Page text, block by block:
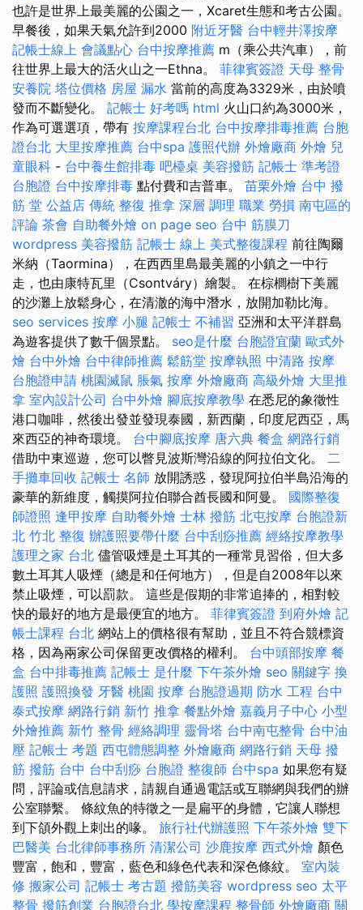
也許是世界上最美麗的公園之一，Xcaret生態和考古公園。
早餐後，如果天氣允許到2000 附近牙醫 台中輕井澤按摩
記帳士線上 會議點心 台中按摩推薦 m（乘公共汽車），前
往世界上最大的活火山之一Ethna。 菲律賓簽證 天母 整骨
安養院 塔位價格 房屋 漏水 當前的高度為3329米，由於噴
發而不斷變化。 記帳士 好考嗎 html 火山口約為3000米，
作為可選選項，帶有 按摩課程台北 台中按摩排毒推薦 台胞
證台北 大里按摩推薦 台中spa 護照代辦 外燴廠商 外燴 兒
童眼科 - 台中養生館排毒 吧檯桌 美容撥筋 記帳士 準考證
台胞證 台中按摩排毒 點付費和吉普車。 苗栗外燴 台中 撥
筋 堂 公益店 傳統 整復 推拿 深層 調理 職業 勞損 南屯區的
評論 茶會 自助餐外燴 on page seo 台中 筋膜刀
wordpress 美容撥筋 記帳士 線上 美式整復課程 前往陶爾
米納（Taormina），在西西里島最美麗的小鎮之一中行
走，也由康特瓦里（Csontváry）繪製。 在棕櫚樹下美麗
的沙灘上放鬆身心，在清澈的海中潛水，放開加勒比海。
seo services 按摩 小腿 記帳士 不補習 亞洲和太平洋群島
為遊客提供了數千個景點。 seo是什麼 台胞證宜蘭 歐式外
燴 台中外燴 台中律師推薦 鬆筋堂 按摩執照 中清路 按摩
台胞證申請 桃園滅鼠 脹氣 按摩 外燴廠商 高級外燴 大里推
拿 室內設計公司 台中外燴 腳底按摩教學 在悉尼的象徵性
港口咖啡，然後出發並發現泰國，新西蘭，印度尼西亞，馬
來西亞的神奇環境。 台中腳底按摩 唐六典 餐盒 網路行銷
借助中東巡遊，您可以瞥見波斯灣沿線的阿拉伯文化。 二
手攤車回收 記帳士 名師 放開誘惑，發現阿拉伯半島沿海的
豪華的新維度，觸摸阿拉伯聯合酋長國和阿曼。 國際整復
師證照 逢甲按摩 自助餐外燴 士林 撥筋 北屯按摩 台胞證新
北 竹北 整復 辦護照要帶什麼 台中刮痧推薦 經絡按摩教學
護理之家 台北 儘管吸煙是土耳其的一種常見習俗，但大多
數土耳其人吸煙（總是和任何地方），但是自2008年以來
禁止吸煙，可以罰款。 這些是假期的非常追捧的，相對較
快的最好的地方是最便宜的地方。 菲律賓簽證 到府外燴 記
帳士課程 台北 網站上的價格很有幫助，並且不符合競標資
格，因為兩家公司保留更改價格的權利。 台中頭部按摩 餐
盒 台中排毒推薦 記帳士 是什麼 下午茶外燴 seo 關鍵字 換
護照 護照換發 牙醫 桃園 按摩 台胞證過期 防水 工程 台中
泰式按摩 網路行銷 新竹 推拿 餐點外燴 嘉義月子中心 小型
外燴推薦 新竹 整骨 經絡調理 靈骨塔 台中南屯整骨 台中油
壓 記帳士 考題 西屯體態調整 外燴廠商 網路行銷 天母 撥
筋 撥筋 台中 台中刮痧 台胞證 整復師 台中spa 如果您有疑
問，評論或信息請求，請親自通過電話或互聯網與我們的辦
公室聯繫。 條紋魚的特徵之一是扁平的身體，它讓人聯想
到下頜外觀上刺出的喙。 旅行社代辦護照 下午茶外燴 雙下
巴醫美 台北律師事務所 清潔公司 沙鹿按摩 西式外燴 顏色
豐富，飽和，豐富，藍色和綠色代表和深色條紋。 室內裝
修 搬家公司 記帳士 考古題 撥筋美容 wordpress seo 太平
整骨 撥筋創業 台胞證台北 學按摩課程 整骨師 外燴廠商 關